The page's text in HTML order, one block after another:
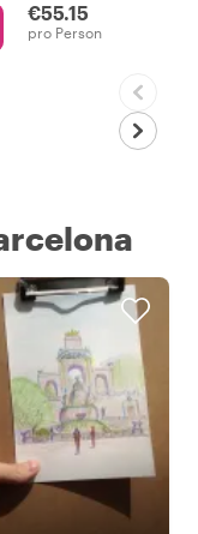
€55.15
pro Person